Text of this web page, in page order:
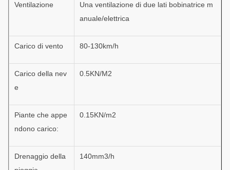
Ventilazione
Una ventilazione di due lati bobinatrice m
anuale/elettrica
Carico di vento 80-130km/h
Carico della nev
e
0.5KN/M2
Piante che appe
ndono carico:
0.15KN/m2
Drenaggio della
140mm3/h